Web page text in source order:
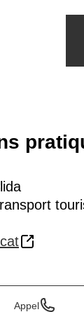
Appel